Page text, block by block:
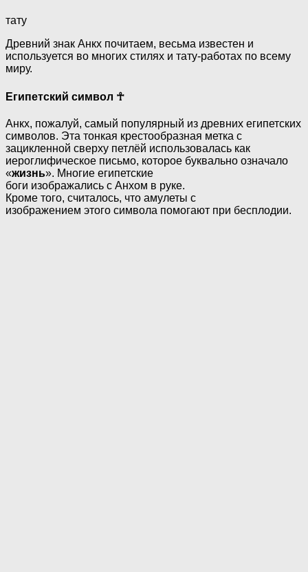
тату
Древний знак Анкх почитаем, весьма известен и
используется во многих стилях и тату-работах по всему
миру.
Египетский символ ☥
Анкх, пожалуй, самый популярный из древних египетских
символов. Эта тонкая крестообразная метка с
зацикленной сверху петлёй использовалась как
иероглифическое письмо, которое буквально означало
«жизнь». Многие египетские
боги изображались с Анхом в руке.
Кроме того, считалось, что амулеты с
изображением этого символа помогают при бесплодии.